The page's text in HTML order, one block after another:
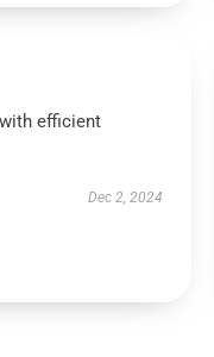
efficient
Dec 2, 2024